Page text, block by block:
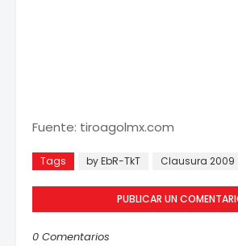
Fuente: tiroagolmx.com
Tags by EbR-TkT Clausura 2009
PUBLICAR UN
0 Comentarios